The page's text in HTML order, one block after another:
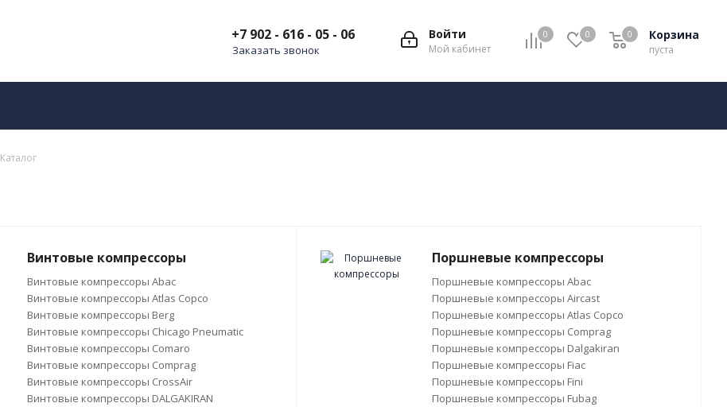
0 0 Корзина
пуста
0
Войти
Мой кабинет
+7 902 - 616 - 05 - 06
Заказать звонок
Каталог
Винтовые компрессоры
Винтовые компрессоры Abac
Винтовые компрессоры Atlas Copco
Винтовые компрессоры Berg
Винтовые компрессоры Chicago Pneumatic
Винтовые компрессоры Comaro
Винтовые компрессоры Comprag
Винтовые компрессоры CrossAir
Винтовые компрессоры DALGAKIRAN
Поршневые компрессоры
Поршневые компрессоры Abac
Поршневые компрессоры Aircast
Поршневые компрессоры Atlas Copco
Поршневые компрессоры Comprag
Поршневые компрессоры Dalgakiran
Поршневые компрессоры Fiac
Поршневые компрессоры Fini
Поршневые компрессоры Fubag